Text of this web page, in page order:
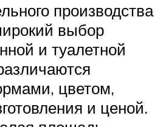
производства
выбор
и туалетной
цветом,
и ценой.